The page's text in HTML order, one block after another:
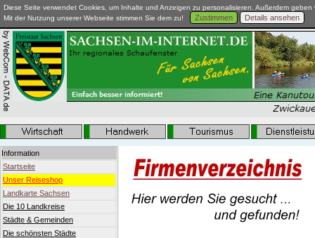
Diese Seite verwendet Cookies, um Inhalte und Anzeigen zu personalisieren. Außerdem
Mit der Nutzung unserer Webseite stimmen Sie dem zu!
Zustimmen Details ansehen
Information
Startseite
Unser Reiseshop
Landkarte Sachsen
Die 10 Landkreise
Städte & Gemeinden
Die schönsten Städte